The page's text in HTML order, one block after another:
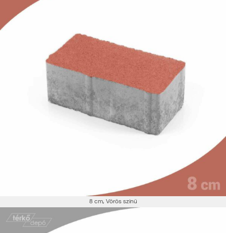
8 cm, Vörös színű